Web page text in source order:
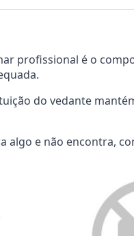
profissional é o
do vedante
algo e não encontra,